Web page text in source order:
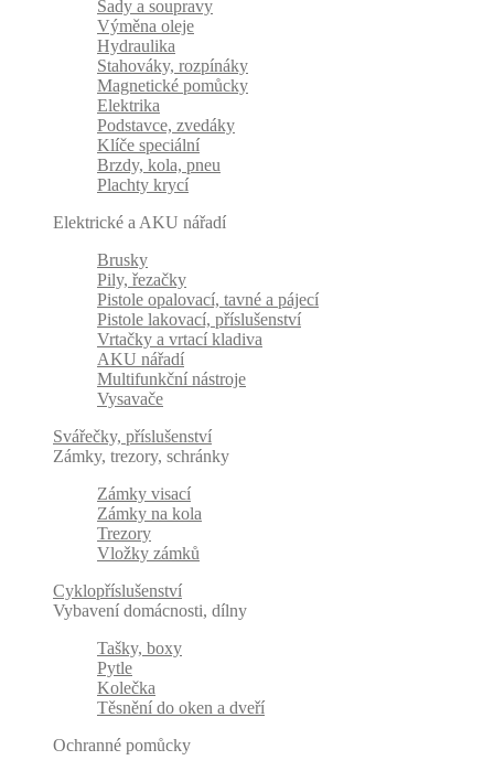
Sady a soupravy
Výměna oleje
Hydraulika
Stahováky, rozpínáky
Magnetické pomůcky
Elektrika
Podstavce, zvedáky
Klíče speciální
Brzdy, kola, pneu
Plachty krycí
Elektrické a AKU nářadí
Brusky
Pily, řezačky
Pistole opalovací, tavné a pájecí
Pistole lakovací, příslušenství
Vrtačky a vrtací kladiva
AKU nářadí
Multifunkční nástroje
Vysavače
Svářečky, příslušenství
Zámky, trezory, schránky
Zámky visací
Zámky na kola
Trezory
Vložky zámků
Cyklopříslušenství
Vybavení domácnosti, dílny
Tašky, boxy
Pytle
Kolečka
Těsnění do oken a dveří
Ochranné pomůcky